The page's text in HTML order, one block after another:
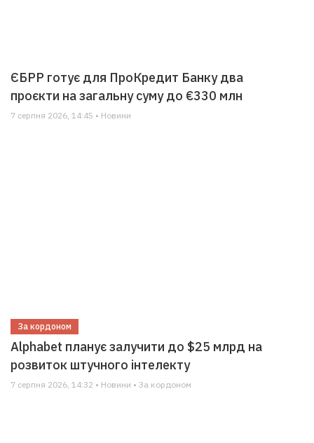
ЄБРР готує для ПроКредит Банку два
проєкти на загальну суму до €330 млн
7 серпня 2026, 14:45 • Новини
За кордоном
Alphabet планує залучити до $25 млрд на
розвиток штучного інтелекту
7 серпня 2026, 14:32 • Новини • За кордоном